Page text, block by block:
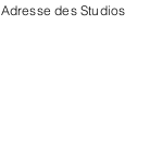
Adresse des Studios